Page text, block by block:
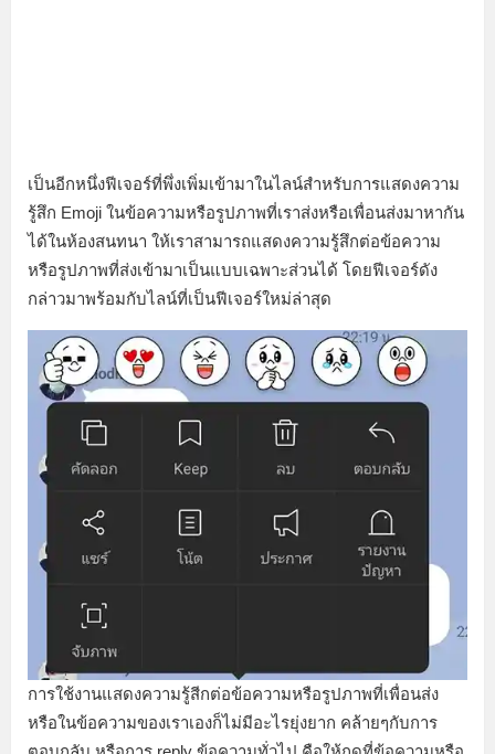
เป็นอีกหนึ่งฟีเจอร์ที่พึ่งเพิ่มเข้ามาในไลน์สำหรับการแสดงความ
รู้สึก Emoji ในข้อความหรือรูปภาพที่เราส่งหรือเพื่อนส่งมาหากัน
ได้ในห้องสนทนา ให้เราสามารถแสดงความรู้สึกต่อข้อความ
หรือรูปภาพที่ส่งเข้ามาเป็นแบบเฉพาะส่วนได้ โดยฟีเจอร์ดัง
กล่าวมาพร้อมกับไลน์ที่เป็นฟีเจอร์ใหม่ล่าสุด
การใช้งานแสดงความรู้สีกต่อข้อความหรือรูปภาพที่เพื่อนส่ง
หรือในข้อความของเราเองก็ไม่มีอะไรยุ่งยาก คล้ายๆกับการ